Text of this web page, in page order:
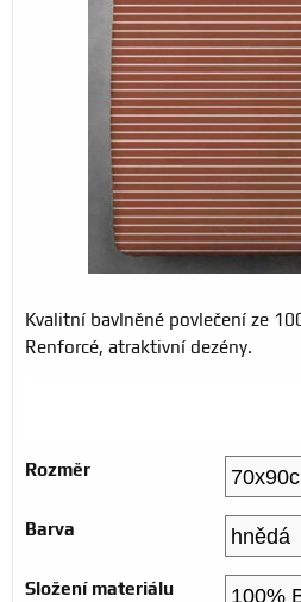
Kvalitní bavlněné povlečení ze
Renforcé, atraktivní dezény.
Rozměr
Barva
Složení materiálu